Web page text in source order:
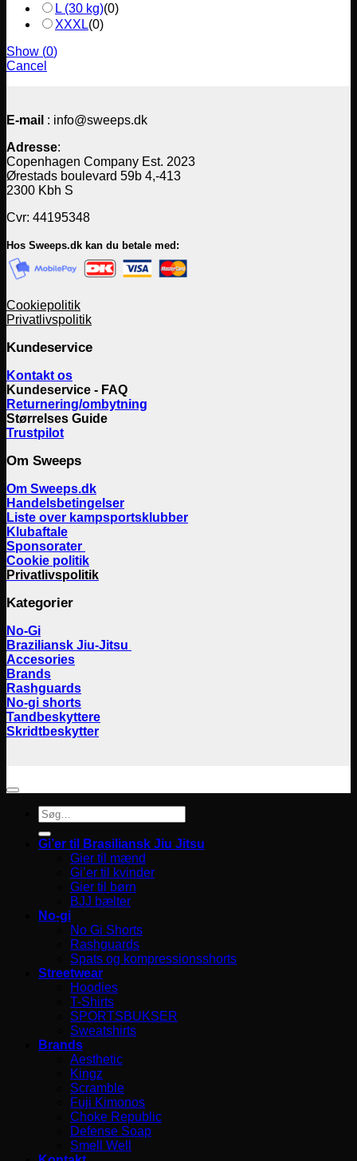
L (30 kg)(0)
XXXL(0)
Show (0)
Cancel
E-mail : info@sweeps.dk
Adresse:
Copenhagen Company Est. 2023
Ørestads boulevard 59b 4,-413
2300 Kbh S
Cvr: 44195348
Hos Sweeps.dk kan du betale med:
Cookiepolitik
Privatlivspolitik
Kundeservice
Kontakt os
Kundeservice - FAQ
Returnering/ombytning
Størrelses Guide
Trustpilot
Om Sweeps
Om Sweeps.dk
Handelsbetingelser
Liste over kampsportsklubber
Klubaftale
Sponsorater
Cookie politik
Privatlivspolitik
Kategorier
No-Gi
Braziliansk Jiu-Jitsu
Accesories
Brands
Rashguards
No-gi shorts
Tandbeskyttere
Skridtbeskytter
Søg
efter:
Gi’er til Brasiliansk Jiu Jitsu
Gier til mænd
Gi’er til kvinder
Gier til børn
BJJ bælter
No-gi
No Gi Shorts
Rashguards
Spats og kompressionsshorts
Streetwear
Hoodies
T-Shirts
SPORTSBUKSER
Sweatshirts
Brands
Aesthetic
Kingz
Scramble
Fuji Kimonos
Choke Republic
Defense Soap
Smell Well